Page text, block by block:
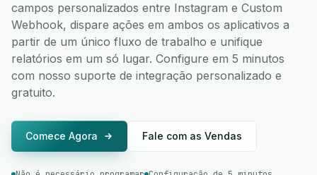
campos personalizados entre Instagram e Custom
Webhook, dispare ações em ambos os aplicativos a
partir de um único fluxo de trabalho e unifique
relatórios em um só lugar. Configure em 5 minutos
com nosso suporte de integração personalizado e
gratuito.
Comece Agora Fale com as Vendas